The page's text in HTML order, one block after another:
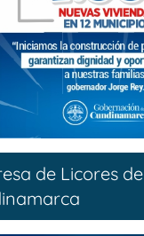
de Licores de